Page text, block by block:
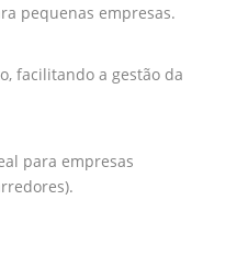
pequenas empresas.
facilitando a gestão da
para empresas